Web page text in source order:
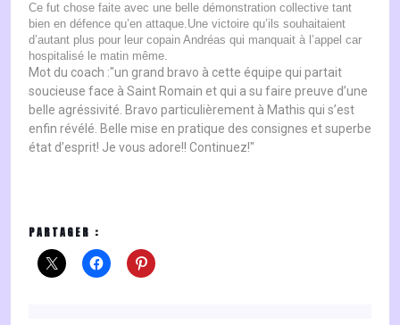
Ce fut chose faite avec une belle démonstration collective tant
bien en défence qu’en attaque.Une victoire qu’ils souhaitaient
d’autant plus pour leur copain Andréas qui manquait à l’appel car
hospitalisé le matin même.
Mot du coach :"un grand bravo à cette équipe qui partait
soucieuse face à Saint Romain et qui a su faire preuve d’une
belle agréssivité. Bravo particulièrement à Mathis qui s’est
enfin révélé. Belle mise en pratique des consignes et superbe
état d’esprit! Je vous adore!! Continuez!"
PARTAGER :